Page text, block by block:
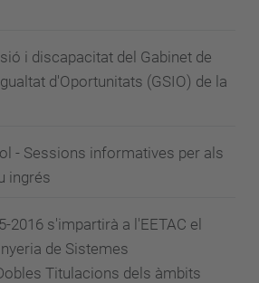
i discapacitat del Gabinet de
d'Oportunitats (GSIO) de la
- Sessions informatives per als
ingrés
2016 s'impartirà a l'EETAC el
de Sistemes
Titulacions dels àmbits